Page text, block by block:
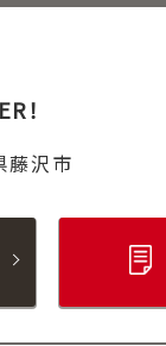
！
藤沢市